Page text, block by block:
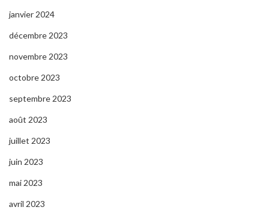
janvier 2024
décembre 2023
novembre 2023
octobre 2023
septembre 2023
août 2023
juillet 2023
juin 2023
mai 2023
avril 2023